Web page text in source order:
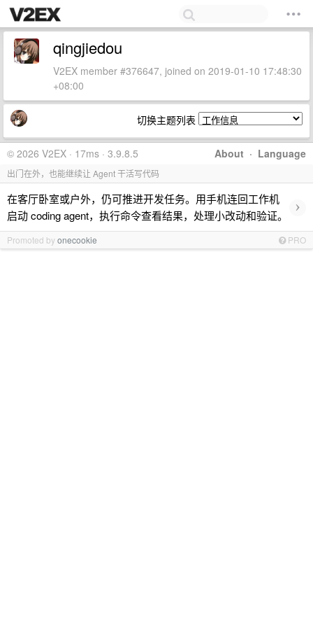
qingjiedou
V2EX member #376647, joined on 2019-01-10 17:48:30
+08:00
切换主题列表
About · Language
© 2026 V2EX · 17ms · 3.9.8.5
出门在外，也能继续让 Agent 干活写代码
在客厅卧室或户外，仍可推进开发任务。用手机连回工作机
启动 coding agent，执行命令查看结果，处理小改动和验证。
›
Promoted byonecookie PRO